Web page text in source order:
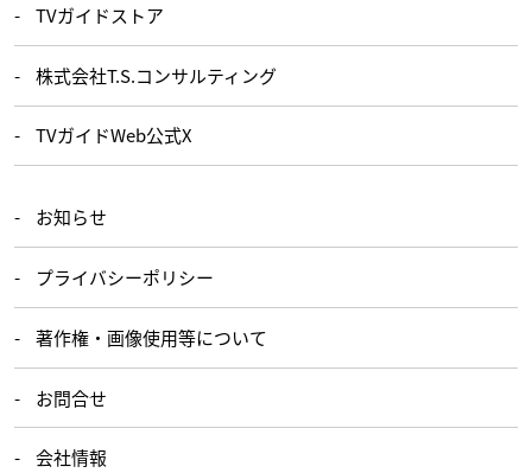
TVガイドストア
株式会社T.S.コンサルティング
TVガイドWeb公式X
お知らせ
プライバシーポリシー
著作権・画像使用等について
お問合せ
会社情報